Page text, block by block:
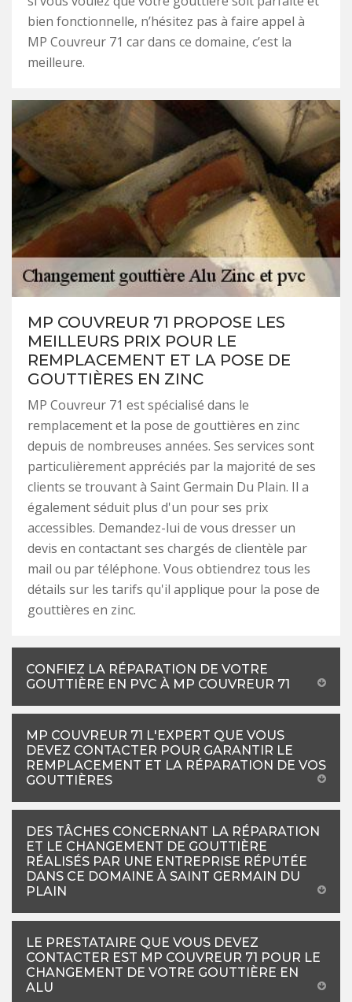
bien fonctionnelle, n’hésitez pas à faire appel à
MP Couvreur 71 car dans ce domaine, c’est la
meilleure.
MP COUVREUR 71 PROPOSE LES
MEILLEURS PRIX POUR LE
REMPLACEMENT ET LA POSE DE
GOUTTIÈRES EN ZINC
MP Couvreur 71 est spécialisé dans le
remplacement et la pose de gouttières en zinc
depuis de nombreuses années. Ses services sont
particulièrement appréciés par la majorité de ses
clients se trouvant à Saint Germain Du Plain. Il a
également séduit plus d'un pour ses prix
accessibles. Demandez-lui de vous dresser un
devis en contactant ses chargés de clientèle par
mail ou par téléphone. Vous obtiendrez tous les
détails sur les tarifs qu'il applique pour la pose de
gouttières en zinc.
CONFIEZ LA RÉPARATION DE VOTRE
GOUTTIÈRE EN PVC À MP COUVREUR 71
MP COUVREUR 71 L'EXPERT QUE VOUS
DEVEZ CONTACTER POUR GARANTIR LE
REMPLACEMENT ET LA RÉPARATION DE VOS
GOUTTIÈRES
DES TÂCHES CONCERNANT LA RÉPARATION
ET LE CHANGEMENT DE GOUTTIÈRE
RÉALISÉS PAR UNE ENTREPRISE RÉPUTÉE
DANS CE DOMAINE À SAINT GERMAIN DU
PLAIN
LE PRESTATAIRE QUE VOUS DEVEZ
CONTACTER EST MP COUVREUR 71 POUR LE
CHANGEMENT DE VOTRE GOUTTIÈRE EN
ALU